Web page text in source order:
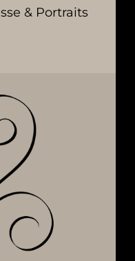
& Portraits